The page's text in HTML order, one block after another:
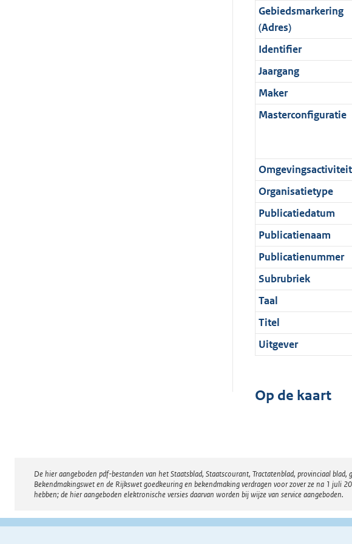
o
r
m
a
a
t
f
o
r
m
a
a
t
b
n
f
o
r
m
a
a
i
n
f
o
r
m
a
K
Gebiedsmarkering
(Adres)
Identifier
Jaargang
Maker
Masterconfiguratie
Omgevingsactiviteit
Organisatietype
Publicatiedatum
Publicatienaam
Publicatienummer
Subrubriek
Taal
Titel
Uitgever
Op de kaart
Disclaimer
De hier aangeboden pdf-bestanden van het Staatsblad, Staatscourant, Tractatenblad, provinciaal
Bekendmakingswet en de Rijkswet goedkeuring en bekendmaking verdragen voor zover ze na 1 juli
hebben; de hier aangeboden elektronische versies daarvan worden bij wijze van service aangeboden.